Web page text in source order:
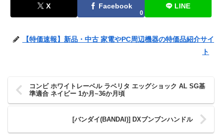
X Facebook
0
LINE
【特価速報】新品・中古 家電やPC周辺機器の特価品紹介サイ
ト
コンビ ホワイトレーベル ラベリタ エッグショック AL SG基
準適合 ネイビー 1か月~36か月頃
[バンダイ(BANDAI)] DXブンブンハンドル